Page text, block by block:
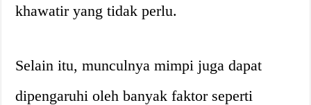
khawatir yang tidak perlu.
Selain itu, munculnya mimpi juga dapat
dipengaruhi oleh banyak faktor seperti